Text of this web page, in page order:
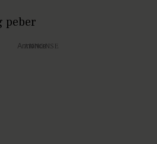
peber
Annonce